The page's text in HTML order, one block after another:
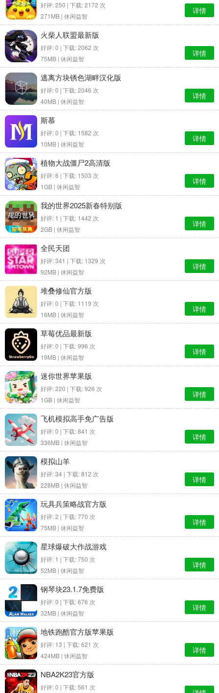
好评: 250 | 下载: 2172 次
271MB | 休闲益智
详情
火柴人联盟最新版
好评: 0 | 下载: 2062 次
75MB | 休闲益智
详情
逃离方块锈色湖畔汉化版
好评: 0 | 下载: 2046 次
40MB | 休闲益智
详情
斯慕
好评: 0 | 下载: 1582 次
10MB | 休闲益智
详情
植物大战僵尸2高清版
好评: 6 | 下载: 1503 次
1GB | 休闲益智
详情
我的世界2025新春特别版
好评: 1 | 下载: 1442 次
2GB | 休闲益智
详情
全民天团
好评: 341 | 下载: 1329 次
92MB | 休闲益智
详情
堆叠修仙官方版
好评: 0 | 下载: 1119 次
16MB | 休闲益智
详情
草莓优品最新版
好评: 0 | 下载: 996 次
19MB | 休闲益智
详情
迷你世界苹果版
好评: 220 | 下载: 926 次
1GB | 休闲益智
详情
飞机模拟高手免广告版
好评: 0 | 下载: 841 次
336MB | 休闲益智
详情
模拟山羊
好评: 34 | 下载: 812 次
228MB | 休闲益智
详情
玩具兵策略战官方版
好评: 2 | 下载: 770 次
75MB | 休闲益智
详情
星球爆破大作战游戏
好评: 1 | 下载: 750 次
52MB | 休闲益智
详情
钢琴块23.1.7免费版
好评: 0 | 下载: 676 次
32MB | 休闲益智
详情
地铁跑酷官方版苹果版
好评: 13 | 下载: 621 次
424MB | 休闲益智
详情
NBA2K23官方版
好评: 0 | 下载: 561 次